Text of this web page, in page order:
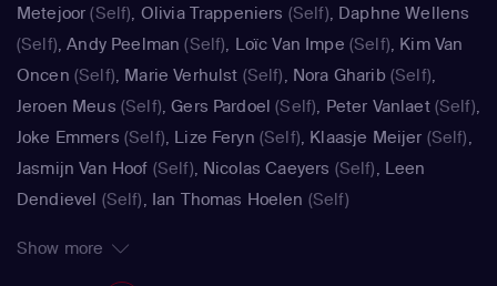
Metejoor (Self), Olivia Trappeniers (Self), Daphne Wellens
(Self),Andy Peelman (Self), Loïc Van Impe (Self), Kim Van
Oncen (Self), Marie Verhulst (Self), Nora Gharib (Self),
Jeroen Meus (Self),Gers Pardoel (Self), Peter Vanlaet(Self),
Joke Emmers (Self), Lize Feryn (Self), Klaasje Meijer (Self),
Jasmijn Van Hoof (Self), Nicolas Caeyers (Self), Leen
Dendievel (Self), Ian Thomas Hoelen (Self)
Show more